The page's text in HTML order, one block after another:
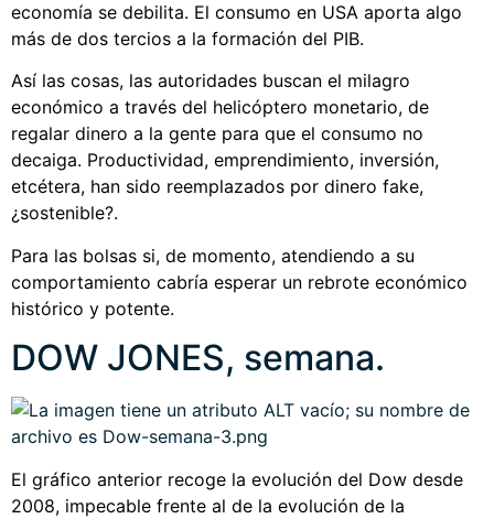
economía se debilita. El consumo en USA aporta algo
más de dos tercios a la formación del PIB.
Así las cosas, las autoridades buscan el milagro
económico a través del helicóptero monetario, de
regalar dinero a la gente para que el consumo no
decaiga. Productividad, emprendimiento, inversión,
etcétera, han sido reemplazados por dinero fake,
¿sostenible?.
Para las bolsas si, de momento, atendiendo a su
comportamiento cabría esperar un rebrote económico
histórico y potente.
DOW JONES, semana.
El gráfico anterior recoge la evolución del Dow desde
2008, impecable frente al de la evolución de la